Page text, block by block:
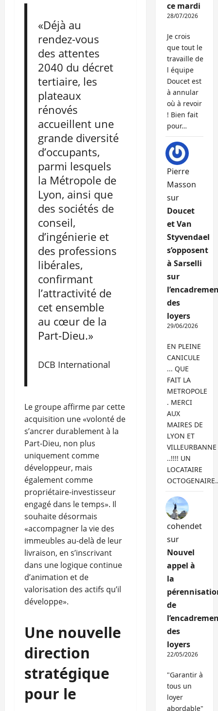
«Déjà au
rendez-vous
des attentes
2040 du décret
tertiaire, les
plateaux
rénovés
accueillent une
grande diversité
d’occupants,
parmi lesquels
la Métropole de
Lyon, ainsi que
des sociétés de
conseil,
d’ingénierie et
des professions
libérales,
confirmant
l’attractivité de
cet ensemble
au cœur de la
Part-Dieu.»
DCB International
Le groupe affirme par cette
acquisition une «volonté de
s’ancrer durablement à la
Part-Dieu, non plus
uniquement comme
développeur, mais
également comme
propriétaire-investisseur
engagé dans le temps». Il
souhaite désormais
«accompagner la vie des
immeubles au-delà de leur
livraison, en s’inscrivant
dans une logique continue
d’animation et de
valorisation des actifs qu’il
développe».
Une nouvelle
direction
stratégique
pour le
ce mardi
28/07/2026
Je crois
que tout le
travaille de
l équipe
Doucet est
à annular
où à revoir
! Bien fait
pour…
Pierre
Masson
sur
Doucet
et Van
Styvendael
s’opposent
à Sarselli
sur
des
loyers
29/06/2026
EN PLEINE
CANICULE
... QUE
FAIT LA
METROPOLE
. MERCI
AUX
MAIRES DE
LYON ET
VILLEURBANNE
..!!!! UN
LOCATAIRE
cohendet
sur
Nouvel
appel à
la
de
des
loyers
22/05/2026
"Garantir à
tous un
loyer
abordable"